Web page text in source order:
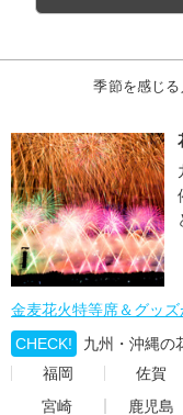
季節を感じ
金麦花火特等席＆グッズ
CHECK!
九州・沖縄の
福岡
佐賀
宮崎
鹿児島